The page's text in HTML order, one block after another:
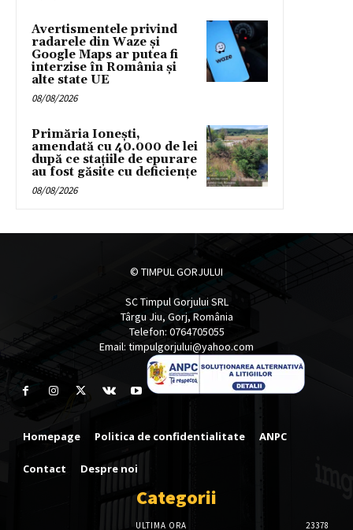
Avertismentele privind
radarele din Waze și
Google Maps ar putea fi
interzise în România și
alte state UE
08/08/2026
Primăria Ionești,
amendată cu 40.000 de lei
după ce stațiile de epurare
au fost găsite cu deficiențe
08/08/2026
© TIMPUL GORJULUI
SC Timpul Gorjului SRL
Târgu Jiu, Gorj, România
Telefon: 0764705055
Email: timpulgorjului@yahoo.com
Homepage Politica de confidentialitate ANPC
Contact Despre noi
Categorii
ULTIMA ORA 23378